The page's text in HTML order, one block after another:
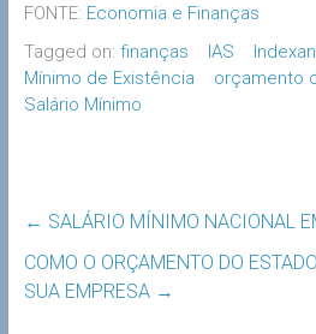
FONTE: Economia e Finanças
Tagged on: finanças IAS
Mínimo de Existência
orçamento
Salário Mínimo
← SALÁRIO MÍNIMO NACIONAL
COMO O ORÇAMENTO DO
SUA EMPRESA →